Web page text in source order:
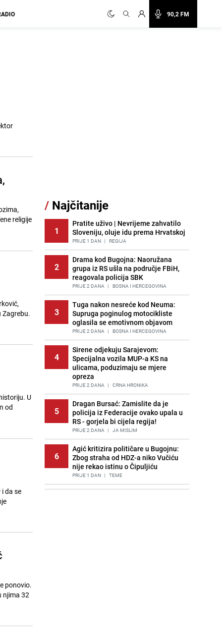
90,2 FM
religije
Zagrebu.
U
od
da se
ponovio.
njima 32
/ Najčitanije
1
Pratite uživo | Nevrijeme zahvatilo
Sloveniju, oluje idu prema Hrvatskoj
PRIJE 1 DAN | REGIJA
2
Drama kod Bugojna: Naoružana
grupa iz RS ušla na područje FBiH,
reagovala policija SBK
PRIJE 2 DANA | BOSNA I HERCEGOVINA
3
Tuga nakon nesreće kod Neuma:
Supruga poginulog motocikliste
oglasila se emotivnom objavom
PRIJE 2 DANA | BOSNA I HERCEGOVINA
4
Sirene odjekuju Sarajevom:
Specijalna vozila MUP-a KS na
ulicama, poduzimaju se mjere
opreza
PRIJE 2 DANA | CRNA HRONIKA
5
Dragan Bursać: Zamislite da je
policija iz Federacije ovako upala u
RS - gorjela bi cijela regija!
PRIJE 2 DANA | JA MISLIM
6
Agić kritizira političare u Bugojnu:
Zbog straha od HDZ-a niko Vučiću
nije rekao istinu o Čipuljiću
PRIJE 1 DAN | TEME